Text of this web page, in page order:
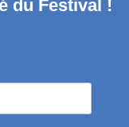
du Festival !